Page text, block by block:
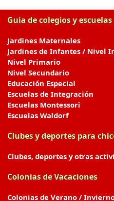
Guia de colegios y
Jardines Maternales
Jardines de Infantes / Nivel
Nivel Primario
Nivel Secundario
Educación Especial
Escuelas de Integración
Escuelas Montessori
Escuelas Waldorf
Clubes y deportes para
Clubes, deportes y otras
Colonias de Vacaciones
Colonias de Verano /